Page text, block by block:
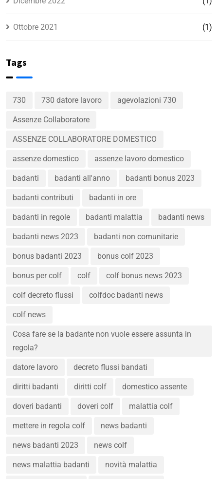
Ottobre 2021 (1)
Tags
730 730 datore lavoro agevolazioni 730
Assenze Collaboratore
ASSENZE COLLABORATORE DOMESTICO
assenze domestico assenze lavoro domestico
badanti badanti all'anno badanti bonus 2023
badanti contributi badanti in ore
badanti in regole badanti malattia badanti news
badanti news 2023 badanti non comunitarie
bonus badanti 2023 bonus colf 2023
bonus per colf colf colf bonus news 2023
colf decreto flussi colfdoc badanti news
colf news
Cosa fare se la badante non vuole essere assunta in
regola?
datore lavoro decreto flussi bandati
diritti badanti diritti colf domestico assente
doveri badanti doveri colf malattia colf
mettere in regola colf news badanti
news badanti 2023 news colf
news malattia badanti novità malattia